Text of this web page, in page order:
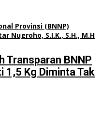
Transparan BNNP
1,5 Kg Diminta Tak